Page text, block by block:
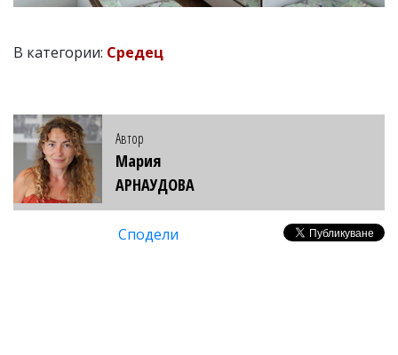
В категории: Средец
Автор
Мария
АРНАУДОВА
Сподели